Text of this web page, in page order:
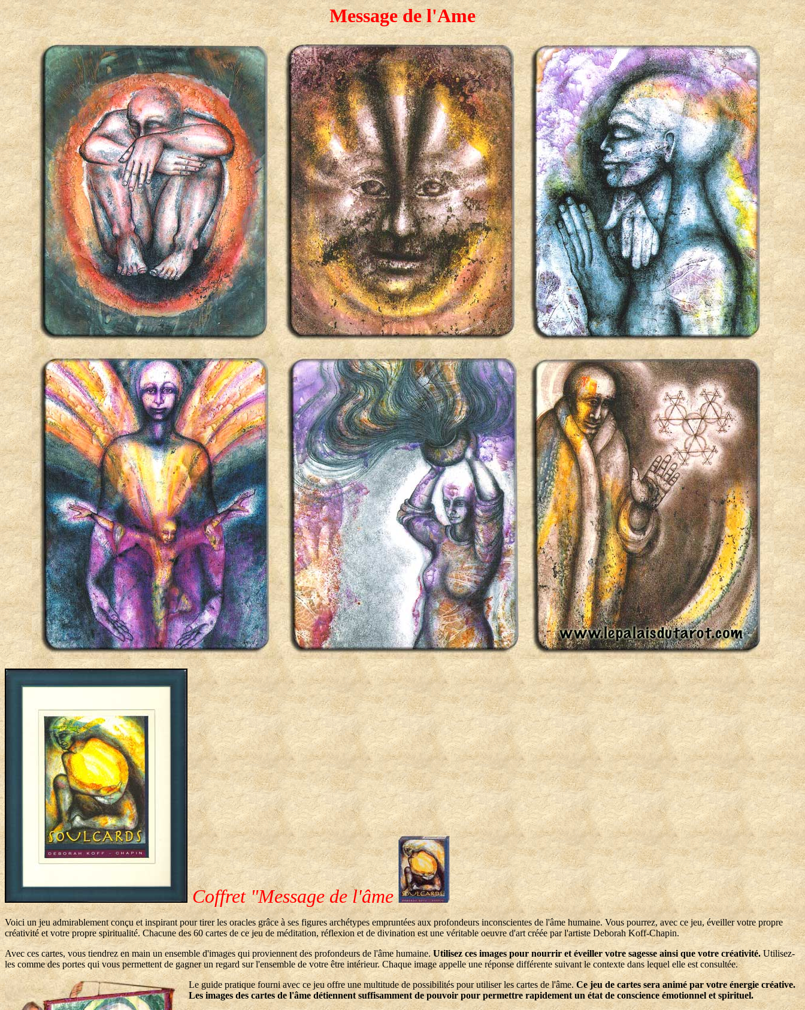
Message de l'Ame
Coffret "Message de l'âme
Voici un jeu admirablement conçu et inspirant pour tirer les oracles grâce à ses figures archétypes empruntées aux profondeurs inconscientes de l'âme humaine. Vous pourrez, avec ce jeu, éveiller votre propre
créativité et votre propre spiritualité. Chacune des 60 cartes de ce jeu de méditation, réflexion et de divination est une véritable oeuvre d'art créée par l'artiste Deborah Koff-Chapin.
Avec ces cartes, vous tiendrez en main un ensemble d'images qui proviennent des profondeurs de l'âme humaine.Utilisez ces images pour nourrir et éveiller votre sagesse ainsi que votre créativité.Utilisez-
les comme des portes qui vous permettent de gagner un regard sur l'ensemble de votre être intérieur. Chaque image appelle une réponse différente suivant le contexte dans lequel elle est consultée.
Le guide pratique fourni avec ce jeu offre une multitude de possibilités pour utiliser les cartes de l'âme. Ce jeu de cartes sera animé par votre énergie créative.
Les images des cartes de l'âme détiennent suffisamment de pouvoir pour permettre rapidement un état de conscience émotionnel et spirituel.